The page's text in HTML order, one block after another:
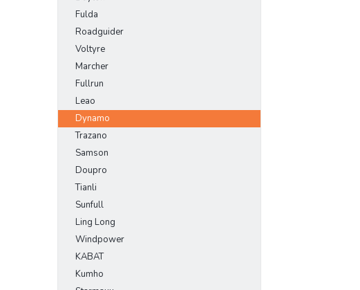
Fulda
Roadguider
Voltyre
Marcher
Fullrun
Leao
Dynamo
Trazano
Samson
Doupro
Tianli
Sunfull
Ling Long
Windpower
KABAT
Kumho